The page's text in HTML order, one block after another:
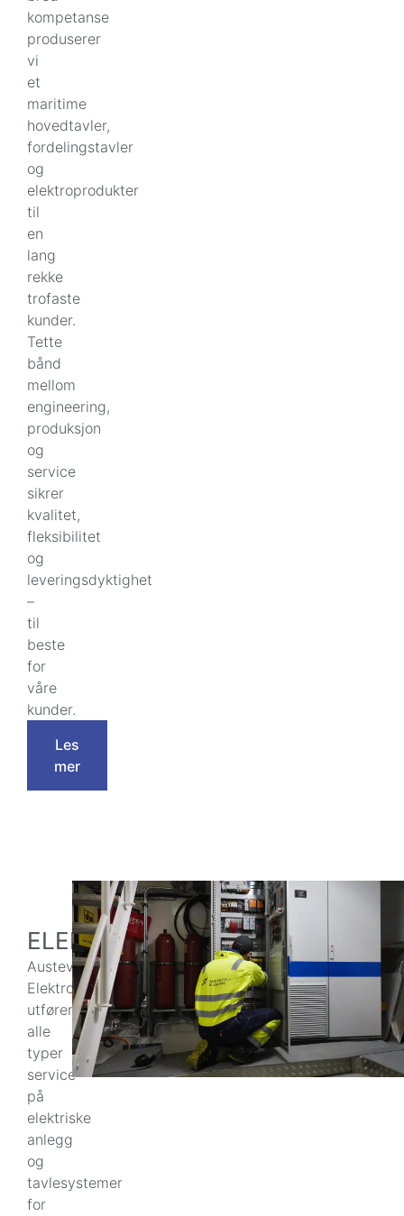
kompetanse
produserer
vi
et
maritime
hovedtavler,
fordelingstavler
og
elektroprodukter
til
en
lang
rekke
trofaste
kunder.
Tette
bånd
mellom
engineering,
produksjon
og
service
sikrer
kvalitet,
fleksibilitet
og
leveringsdyktighet
–
til
beste
for
våre
kunder.
Les
mer
ELEKTROSERVICE
Austevoll
Elektro
utfører
alle
typer
service
på
elektriske
anlegg
og
tavlesystemer
for